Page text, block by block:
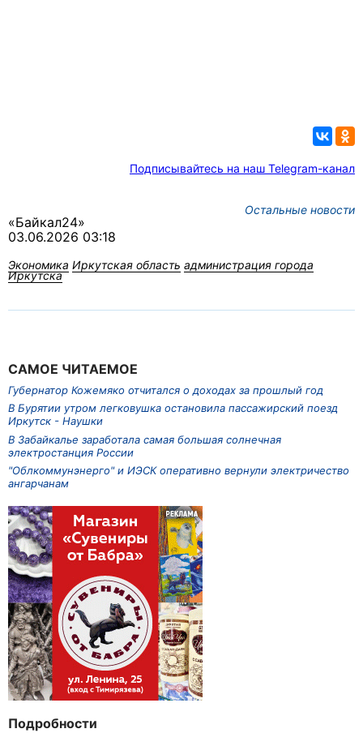
Подписывайтесь на наш Telegram-канал
Остальные новости
«Байкал24»
03.06.2026 03:18
Экономика Иркутская область администрация города
Иркутска
САМОЕ ЧИТАЕМОЕ
Губернатор Кожемяко отчитался о доходах за прошлый год
В Бурятии утром легковушка остановила пассажирский поезд
Иркутск - Наушки
В Забайкалье заработала самая большая солнечная
электростанция России
"Облкоммунэнерго" и ИЭСК оперативно вернули электричество
ангарчанам
Подробности